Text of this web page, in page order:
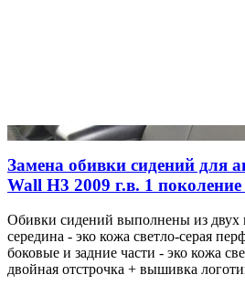
Замена обивки сидений для
Wall H3 2009 г.в. 1
Обивки сидений выполнены из двух
середина - эко кожа светло-серая
боковые и задние части - эко кожа
двойная отстрочка + вышивка